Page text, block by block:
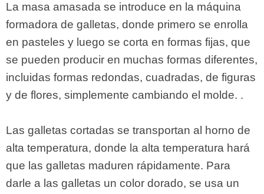
La masa amasada se introduce en la máquina
formadora de galletas, donde primero se enrolla
en pasteles y luego se corta en formas fijas, que
se pueden producir en muchas formas diferentes,
incluidas formas redondas, cuadradas, de figuras
y de flores, simplemente cambiando el molde. .
Las galletas cortadas se transportan al horno de
alta temperatura, donde la alta temperatura hará
que las galletas maduren rápidamente. Para
darle a las galletas un color dorado, se usa un